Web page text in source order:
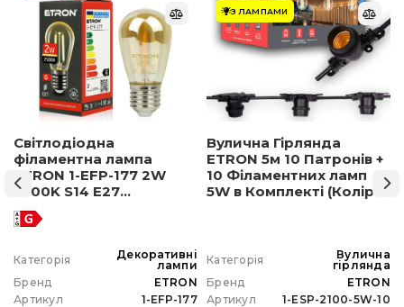
Світлодіодна
філаментна лампа
ETRON 1-EFP-177 2W
2500K S14 E27
позолочене скло
Категорія
Декоративні
лампи
Бренд
ETRON
Артикул
1-EFP-177
З ЛАМПАМИ
Вулична Гірлянда
ETRON 5м 10 Патронів +
10 Філаментних ламп
5W в Комплекті (Колір
Категорія
Вулична
гірлянда
Бренд
ETRON
Артикул
1-ESP-2100-5W-10